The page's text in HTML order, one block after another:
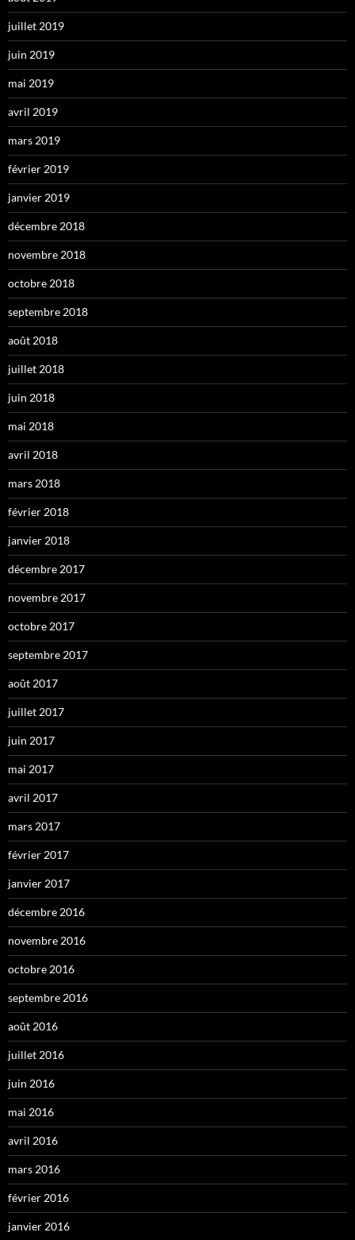
juillet 2019
juin 2019
mai 2019
avril 2019
mars 2019
février 2019
janvier 2019
décembre 2018
novembre 2018
octobre 2018
septembre 2018
août 2018
juillet 2018
juin 2018
mai 2018
avril 2018
mars 2018
février 2018
janvier 2018
décembre 2017
novembre 2017
octobre 2017
septembre 2017
août 2017
juillet 2017
juin 2017
mai 2017
avril 2017
mars 2017
février 2017
janvier 2017
décembre 2016
novembre 2016
octobre 2016
septembre 2016
août 2016
juillet 2016
juin 2016
mai 2016
avril 2016
mars 2016
février 2016
janvier 2016